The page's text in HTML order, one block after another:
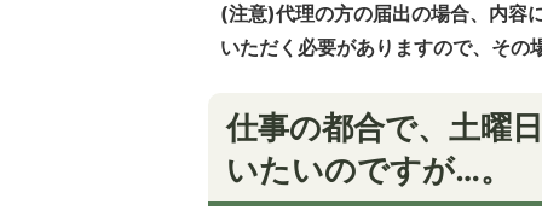
(注意)代理の方の届出の場合、内容
いただく必要がありますので、その
仕事の都合で、土曜
いたいのですが…。